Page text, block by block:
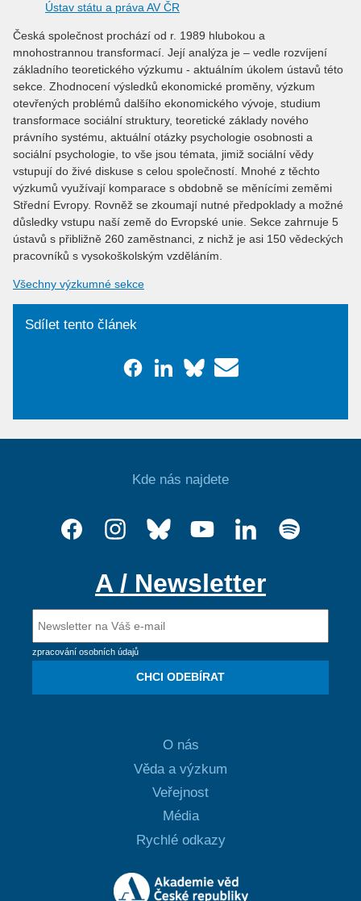
Ústav státu a práva AV ČR
Česká společnost prochází od r. 1989 hlubokou a
mnohostrannou transformací. Její analýza je – vedle rozvíjení
základního teoretického výzkumu - aktuálním úkolem ústavů této
sekce. Zhodnocení výsledků ekonomické proměny, výzkum
otevřených problémů dalšího ekonomického vývoje, studium
transformace sociální struktury, teoretické základy nového
právního systému, aktuální otázky psychologie osobnosti a
sociální psychologie, to vše jsou témata, jimiž sociální vědy
vstupují do živé diskuse s celou společností. Mnohé z těchto
výzkumů využívají komparace s obdobně se měnícími zeměmi
Střední Evropy. Rovněž se zkoumají nutné předpoklady a možné
důsledky vstupu naší země do Evropské unie. Sekce zahrnuje 5
ústavů s přibližně 260 zaměstnanci, z nichž je asi 150 vědeckých
pracovníků s vysokoškolským vzděláním.
Všechny výzkumné sekce
Sdílet tento článek
Kde nás najdete
A / Newsletter
zpracování osobních údajů
CHCI ODEBÍRAT
O nás
Věda a výzkum
Veřejnost
Média
Rychlé odkazy